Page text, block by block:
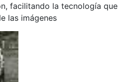
facilitando la tecnología que
las imágenes